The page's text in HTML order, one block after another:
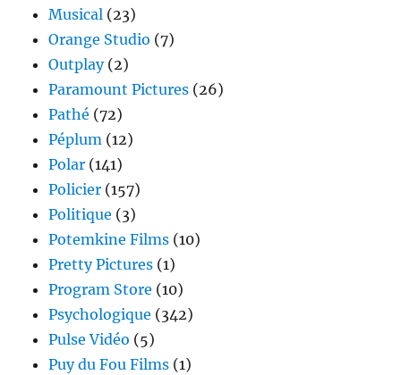
Musical (23)
Orange Studio (7)
Outplay(2)
Paramount Pictures (26)
Pathé (72)
Péplum (12)
Polar (141)
Policier (157)
Politique (3)
Potemkine Films (10)
Pretty Pictures (1)
Program Store (10)
Psychologique (342)
Pulse Vidéo (5)
Puy du Fou Films (1)